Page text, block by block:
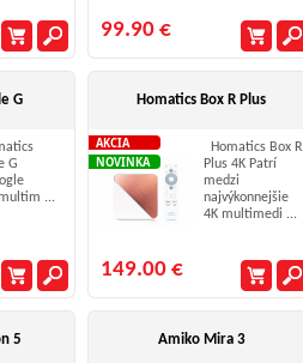
99.90 €
G
G
...
Homatics Box R Plus
AKCIA
NOVINKA
Homatics Box R
Plus 4K Patrí
medzi
najvýkonnejšie
4K multimedi ...
149.00 €
5 Amiko Mira 3